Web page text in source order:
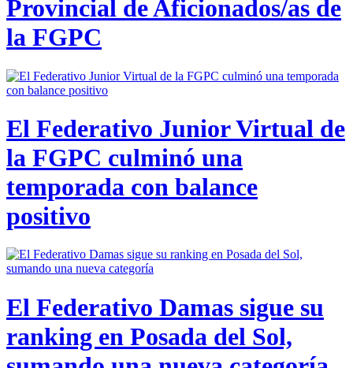
Provincial de Aficionados/as de
la FGPC
El Federativo Junior Virtual de
la FGPC culminó una
temporada con balance
positivo
El Federativo Damas sigue su
ranking en Posada del Sol,